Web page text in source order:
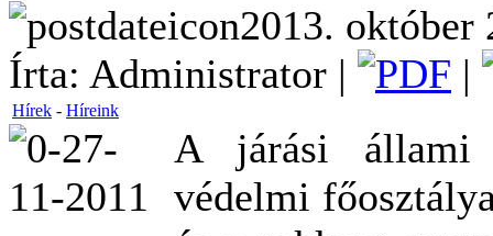
2013.
Írta: Administrator |
|
Hírek - Híreink
A járási állami
védelmi